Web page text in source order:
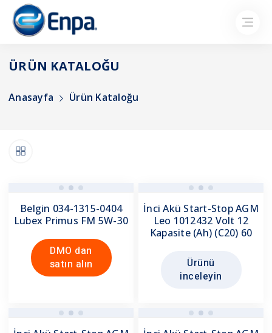
ÜRÜN KATALOĞU
Anasayfa Ürün Kataloğu
Belgin 034-1315-0404
Lubex Primus FM 5W-30
DMO dan
satın alın
İnci Akü Start-Stop AGM
Leo 1012432 Volt 12
Kapasite (Ah) (C20) 60
Ürünü
inceleyin